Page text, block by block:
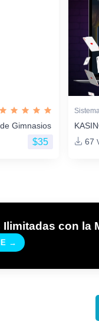
Gimnasios
$35
67
con la
→